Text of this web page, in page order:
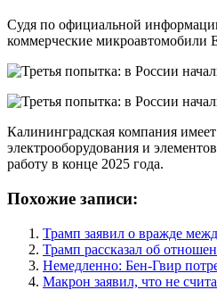
Судя по официальной
коммерческие микроавтомобили
Калининградская компания
электрооборудования и
работу в конце 2025 года.
Похожие записи:
Трамп заявил о вражде
Трамп рассказал об
Немедленно: Бен-Гвир
Макрон заявил, что не